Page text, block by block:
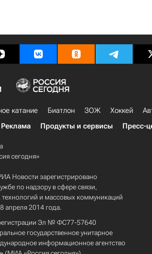
катание Биатлон ЗОЖ Хоккей
Реклама Продукты и сервисы Пресс-
сегодня»
Новости зарегистрировано
по надзору в сфере связи,
и массовых коммуникаций
апреля 2014 года.
Эл № ФС77-57640
государственное унитарное
информационное агентство